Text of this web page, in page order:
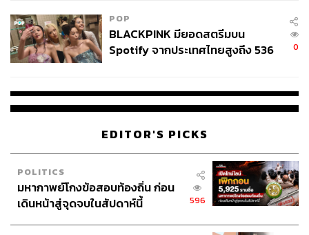
POP
BLACKPINK มียอดสตรีมบน
Spotify จากประเทศไทยสูงถึง 536
0
EDITOR'S PICKS
POLITICS
มหากาพย์โกงข้อสอบท้องถิ่น ก่อน
เดินหน้าสู่จุดจบในสัปดาห์นี้
596